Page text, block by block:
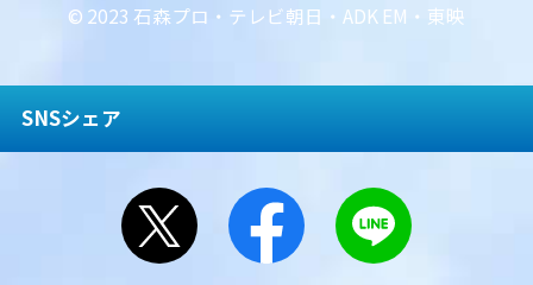
© 2023 石森プロ・テレビ朝日・ADK EM・東映
SNSシェア